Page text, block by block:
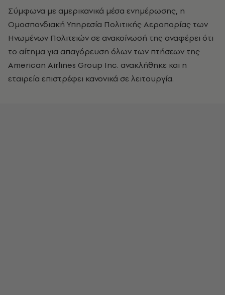
Σύμφωνα με αμερικανικά μέσα ενημέρωσης, η
Ομοσπονδιακή Υπηρεσία Πολιτικής Αεροπορίας των
Ηνωμένων Πολιτειών σε ανακοίνωσή της αναφέρει ότι
το αίτημα για απαγόρευση όλων των πτήσεων της
American Airlines Group Inc. ανακλήθηκε και η
εταιρεία επιστρέφει κανονικά σε λειτουργία.